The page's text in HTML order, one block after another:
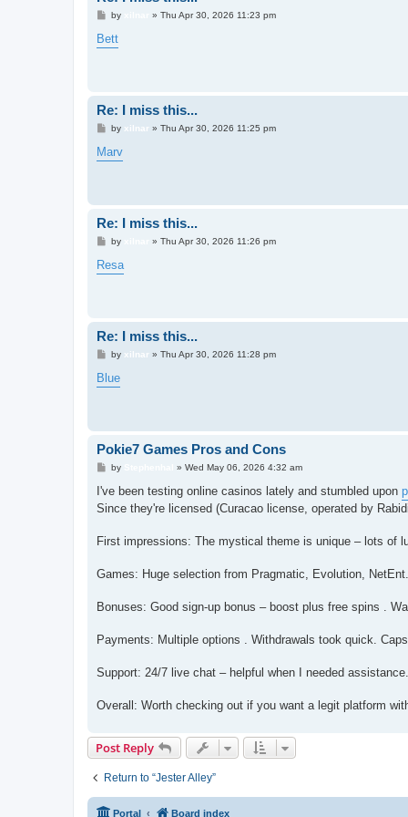
P
s
t
by » Thu Apr 30, 2026 11:23 pm
Bett
Re: I miss this...
P
s
t
by xilnar » Thu Apr 30, 2026 11:25 pm
Marv
Re: I miss this...
P
s
t
by » Thu Apr 30, 2026 11:26 pm
Resa
Re: I miss this...
P
s
t
by xilnar » Thu Apr 30, 2026 11:28 pm
Blue
Pokie7 Games Pros and Cons
P
s
by » Wed May 06, 2026 4:32 am
I've been testing online casinos lately and stumbled upon
Since they're licensed (Curacao license, operated by
First impressions: The mystical theme is unique – lots of
Games: Huge selection from Pragmatic, Evolution,
Bonuses: Good sign-up bonus – boost plus free spins .
Payments: Multiple options . Withdrawals took quick.
Support: 24/7 live chat – helpful when I needed assistance.
Overall: Worth checking out if you want a legit platform
Post Reply
Return to “Jester Alley”
Portal Board index